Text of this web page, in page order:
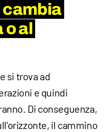
cambia
al
si trova ad
e quindi
Di conseguenza,
il cammino